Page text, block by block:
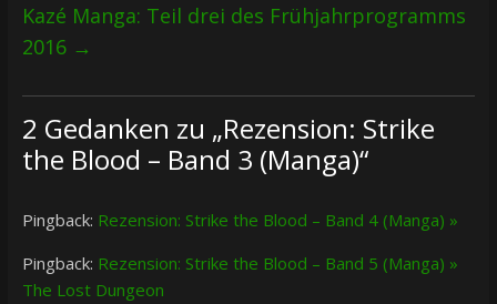
Kazé Manga: Teil drei des Frühjahrprogramms
2016 →
2 Gedanken zu „Rezension: Strike
the Blood – Band 3 (Manga)“
Pingback: Rezension: Strike the Blood – Band 4 (Manga) »
Pingback: Rezension: Strike the Blood – Band 5 (Manga) »
The Lost Dungeon